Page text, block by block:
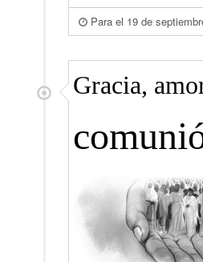
Para el 19 de
Gracia,